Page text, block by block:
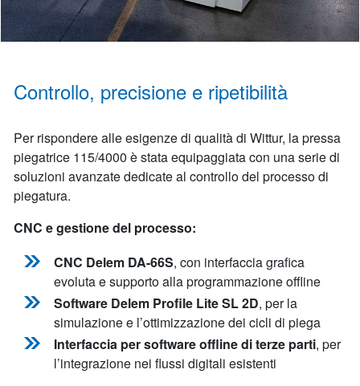
Controllo, precisione e ripetibilità
Per rispondere alle esigenze di qualità di Wittur, la pressa
piegatrice 115/4000 è stata equipaggiata con una serie di
soluzioni avanzate dedicate al controllo del processo di
piegatura.
CNC e gestione del processo:
CNC Delem DA-66S, con interfaccia grafica
evoluta e supporto alla programmazione offline
Software Delem Profile Lite SL 2D, per la
simulazione e l’ottimizzazione dei cicli di piega
Interfaccia per software offline di terze parti, per
l’integrazione nei flussi digitali esistenti